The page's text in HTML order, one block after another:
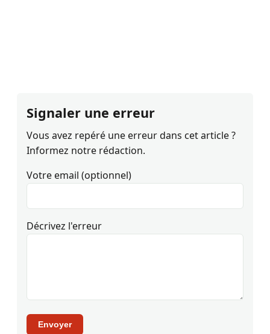
Signaler une erreur
Vous avez repéré une erreur dans cet article ?
Informez notre rédaction.
Votre email (optionnel)
Décrivez l'erreur
Envoyer